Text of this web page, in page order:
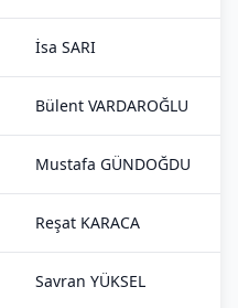
İsa SARI
Bülent VARDAROĞLU
Mustafa GÜNDOĞDU
Reşat KARACA
Savran YÜKSEL